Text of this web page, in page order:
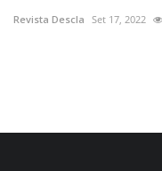
Revista Descla Set 17, 2022